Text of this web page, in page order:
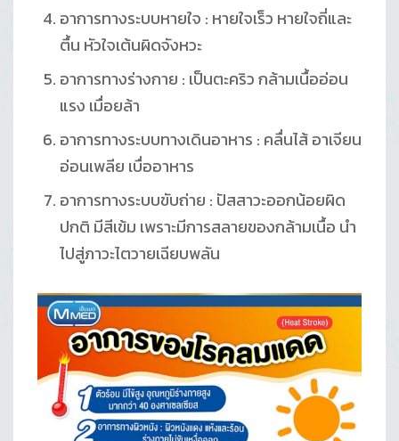
อาการทางระบบหายใจ : หายใจเร็ว หายใจถี่และ
ตื้น หัวใจเต้นผิดจังหวะ
อาการทางร่างกาย : เป็นตะคริว กล้ามเนื้ออ่อน
แรง เมื่อยล้า
อาการทางระบบทางเดินอาหาร : คลื่นไส้ อาเจียน
อ่อนเพลีย เบื่ออาหาร
อาการทางระบบขับถ่าย : ปัสสาวะออกน้อยผิด
ปกติ มีสีเข้ม เพราะมีการสลายของกล้ามเนื้อ นำ
ไปสู่ภาวะไตวายเฉียบพลัน